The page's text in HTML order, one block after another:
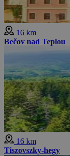
16 km
Bečov nad Teplou
16 km
Tiszovszky-hegy